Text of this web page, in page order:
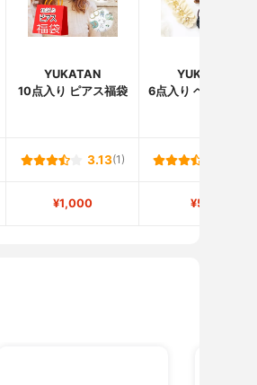
YUKATAN
10点入り ピアス福袋
YUKATAN
6点入り ヘアアクセ福
3.13(1)
¥1,000 ¥500